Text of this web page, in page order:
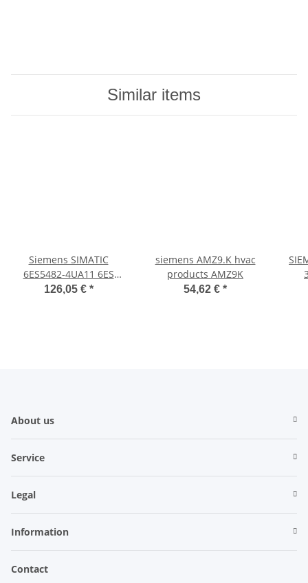
Similar items
Siemens SIMATIC
6ES5482-4UA11 6ES
5482-4UA11
126,05 € *
siemens AMZ9.K hvac
products AMZ9K
54,62 € *
About us
Service
Legal
Information
Contact